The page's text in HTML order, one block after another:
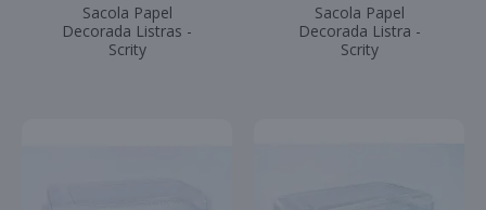
Sacola Papel
Decorada Listras -
Scrity
Sacola Papel
Decorada Listra -
Scrity